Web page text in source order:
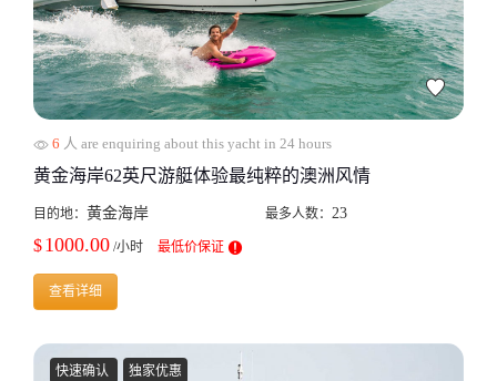
6 人 are enquiring about this yacht in 24 hours
黄金海岸62英尺游艇体验最纯粹的澳洲风情
目的地： 黄金海岸 最多人数： 23
$1000.00 /小时 最低价保证
查看详细
快速确认 独家优惠